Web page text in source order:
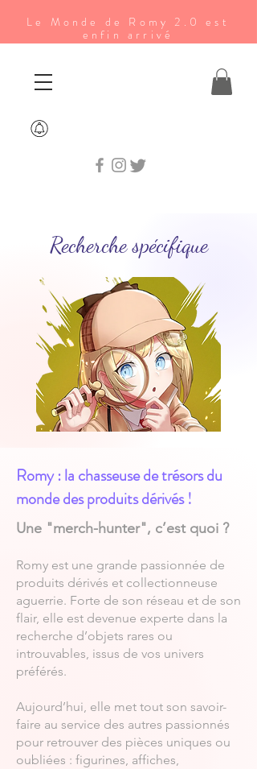
Le Monde de Romy 2.0 est
enfin arrivé
Recherche spécifique
Romy : la chasseuse de trésors du
monde des produits dérivés !
Une "merch-hunter", c’est quoi ?
Romy est une grande passionnée de
produits dérivés et collectionneuse
aguerrie. Forte de son réseau et de son
flair, elle est devenue experte dans la
recherche d’objets rares ou
introuvables, issus de vos univers
préférés.
Aujourd’hui, elle met tout son savoir-
faire au service des autres passionnés
pour retrouver des pièces uniques ou
oubliées : figurines, affiches,